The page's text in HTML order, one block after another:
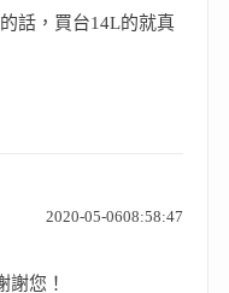
話，買台14L的就真
2020-05-0608:58:47
謝您！